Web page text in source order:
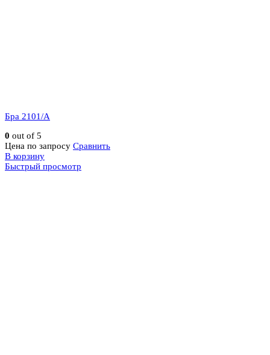
Бра 2101/A
0 out of 5
Цена по запросу Сравнить
В корзину
Быстрый просмотр